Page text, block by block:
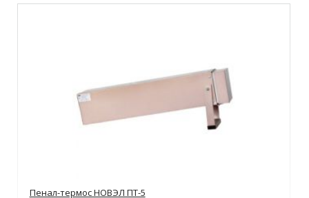
Пенал-термос НОВЭЛ ПТ-5